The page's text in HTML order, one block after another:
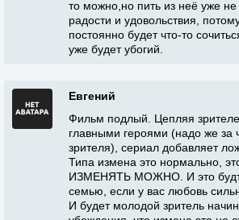
то можно,но пить из неё уже не
радости и удовольствия,
постоянно будет что-то
уже будет убогий.
Евгений
Фильм подлый. Цепляя
главными героями (надо же за
зрителя), сериал добавляет
Типа измена это нормально,
ИЗМЕНЯТЬ МОЖНО. И это
семью, если у вас любовь
И будет молодой зритель